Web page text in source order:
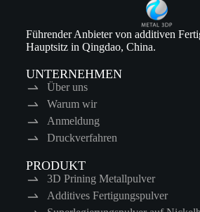
Führender Anbieter von additiven
Hauptsitz in Qingdao, China.
UNTERNEHMEN
Über uns
Warum wir
Anmeldung
Druckverfahren
PRODUKT
3D Prining Metallpulver
Additives Fertigungspulver